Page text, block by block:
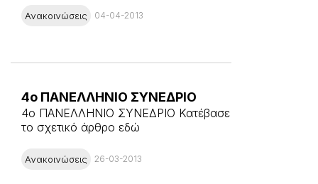
Ανακοινώσεις 04-04-2013
4ο ΠΑΝΕΛΛΗΝΙΟ ΣΥΝΕΔΡΙΟ
4ο ΠΑΝΕΛΛΗΝΙΟ ΣΥΝΕΔΡΙΟ Κατέβασε
το σχετικό άρθρο εδώ
Ανακοινώσεις 26-03-2013